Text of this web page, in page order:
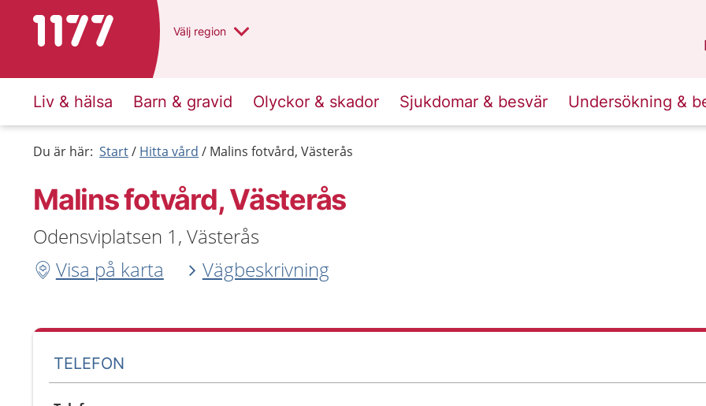
Till startsidan för 1177 Välj region
Liv & hälsa Barn & gravid Olyckor & skador Sjukdomar & besvär Undersökning &
Du är här: Start Hitta vård Malins fotvård, Västerås
Malins fotvård, Västerås
Odensviplatsen 1, Västerås
Visa på karta
Vägbeskrivning
TELEFON